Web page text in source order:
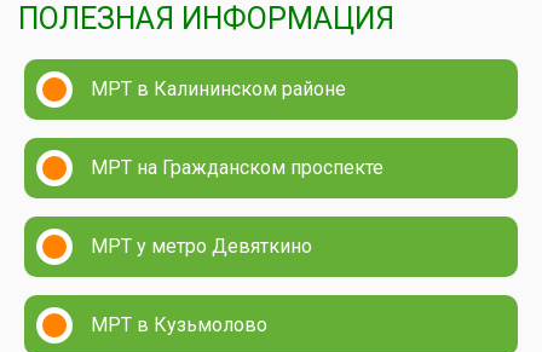
ПОЛЕЗНАЯ ИНФОРМАЦИЯ
МРТ в Калининском районе
МРТ на Гражданском проспекте
МРТ у метро Девяткино
МРТ в Кузьмолово